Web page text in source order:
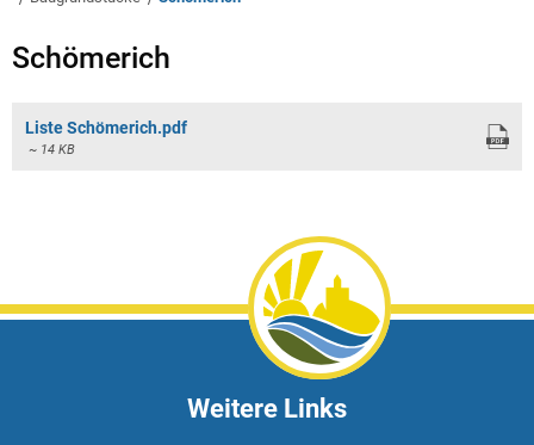
Schömerich
Schömerich
Liste Schömerich.pdf
~ 14 KB
Weitere Links